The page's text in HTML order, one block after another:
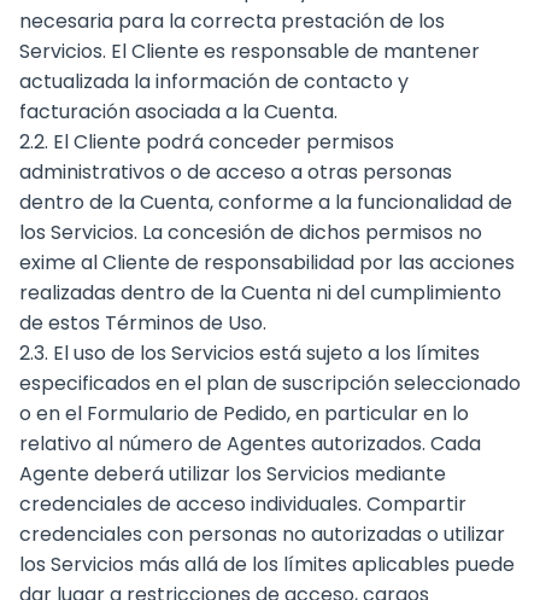
necesaria para la correcta prestación de los
Servicios. El Cliente es responsable de mantener
actualizada la información de contacto y
facturación asociada a la Cuenta.
2.2. El Cliente podrá conceder permisos
administrativos o de acceso a otras personas
dentro de la Cuenta, conforme a la funcionalidad de
los Servicios. La concesión de dichos permisos no
exime al Cliente de responsabilidad por las acciones
realizadas dentro de la Cuenta ni del cumplimiento
de estos Términos de Uso.
2.3. El uso de los Servicios está sujeto a los límites
especificados en el plan de suscripción seleccionado
o en el Formulario de Pedido, en particular en lo
relativo al número de Agentes autorizados. Cada
Agente deberá utilizar los Servicios mediante
credenciales de acceso individuales. Compartir
credenciales con personas no autorizadas o utilizar
los Servicios más allá de los límites aplicables puede